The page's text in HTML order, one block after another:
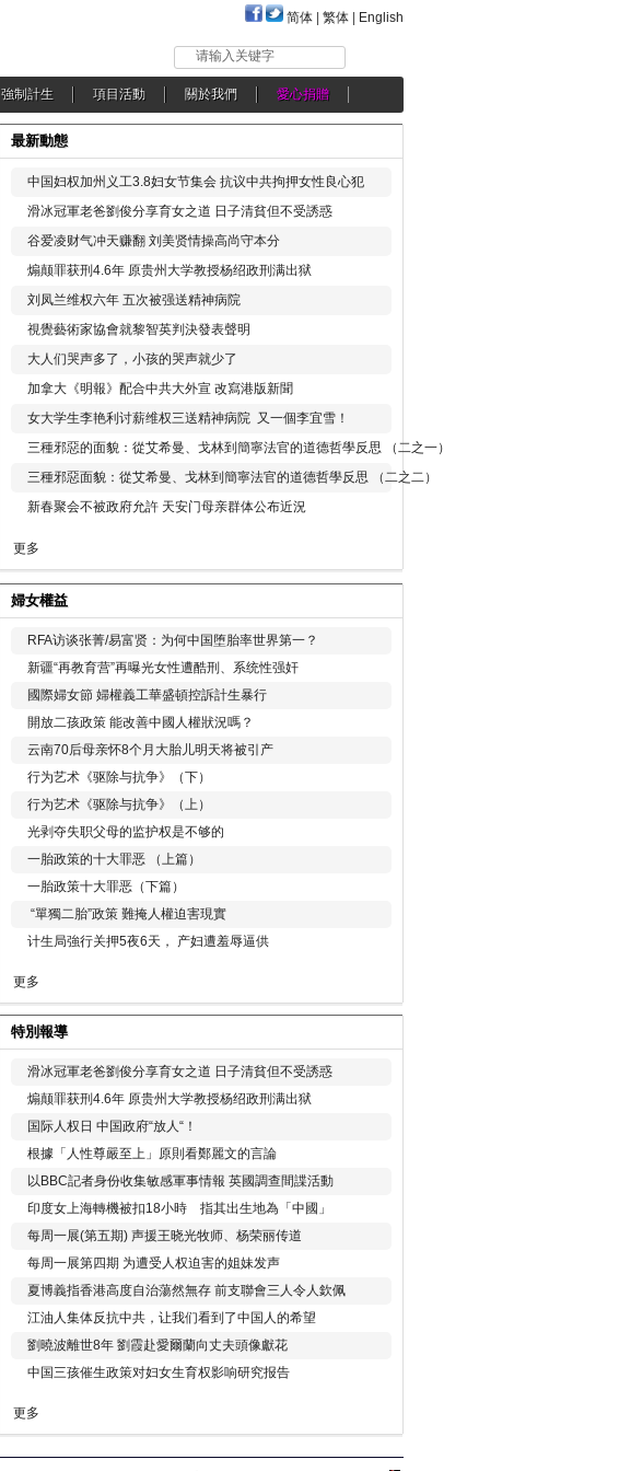
简体 繁体 English
请输入关键字
強制計生 項目活動 關於我們 愛心捐贈
最新動態
中国妇权加州义工3.8妇女节集会 抗议中共拘押女性良心犯
滑冰冠軍老爸劉俊分享育女之道 日子清貧但不受誘惑
谷爱凌财气冲天赚翻 刘美贤情操高尚守本分
煽颠罪获刑4.6年 原贵州大学教授杨绍政刑满出狱
刘凤兰维权六年 五次被强送精神病院
視覺藝術家協會就黎智英判決發表聲明
大人们哭声多了，小孩的哭声就少了
加拿大《明報》配合中共大外宣 改寫港版新聞
女大学生李艳利讨薪维权三送精神病院 又一個李宜雪！
三種邪惡的面貌：從艾希曼、戈林到簡寧法官的道德哲學反思 （二之一）
三種邪惡面貌：從艾希曼、戈林到簡寧法官的道德哲學反思 （二之二）
新春聚会不被政府允許 天安门母亲群体公布近況
更多
婦女權益
RFA访谈张菁/易富贤：为何中国堕胎率世界第一？
新疆“再教育营”再曝光女性遭酷刑、系统性强奸
國際婦女節 婦權義工華盛頓控訴計生暴行
開放二孩政策 能改善中國人權狀況嗎？
云南70后母亲怀8个月大胎儿明天将被引产
行为艺术《驱除与抗争》（下）
行为艺术《驱除与抗争》（上）
光剥夺失职父母的监护权是不够的
一胎政策的十大罪恶 （上篇）
一胎政策十大罪恶（下篇）
“單獨二胎”政策 難掩人權迫害現實
计生局強行关押5夜6天， 产妇遭羞辱逼供
更多
特別報導
滑冰冠軍老爸劉俊分享育女之道 日子清貧但不受誘惑
煽颠罪获刑4.6年 原贵州大学教授杨绍政刑满出狱
国际人权日 中国政府“放人“！
根據「人性尊嚴至上」原則看鄭麗文的言論
以BBC記者身份收集敏感軍事情報 英國調查間諜活動
印度女上海轉機被扣18小時 指其出生地為「中國」
每周一展(第五期) 声援王晓光牧师、杨荣丽传道
每周一展第四期 为遭受人权迫害的姐妹发声
夏博義指香港高度自治蕩然無存 前支聯會三人令人欽佩
江油人集体反抗中共，让我们看到了中国人的希望
劉曉波離世8年 劉霞赴愛爾蘭向丈夫頭像獻花
中国三孩催生政策对妇女生育权影响研究报告
更多